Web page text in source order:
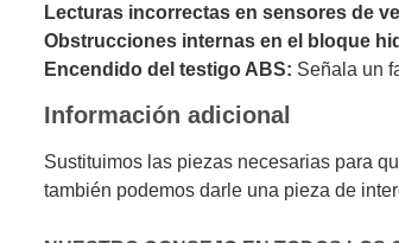
Lecturas incorrectas en sensores de
Obstrucciones internas en el bloque
Encendido del testigo ABS: Señala un
Información adicional
Sustituimos las piezas necesarias para
también podemos darle una pieza de